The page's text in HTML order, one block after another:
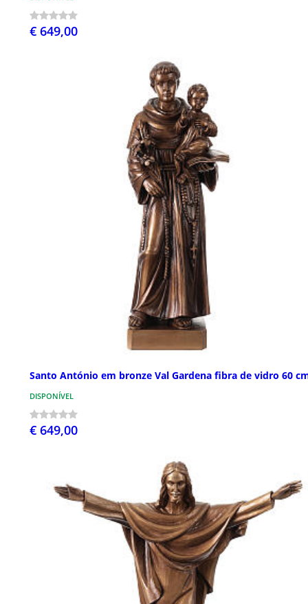
€ 649,00
Santo António em bronze Val Gardena fibra de vidro 60
DISPONÍVEL
€ 649,00